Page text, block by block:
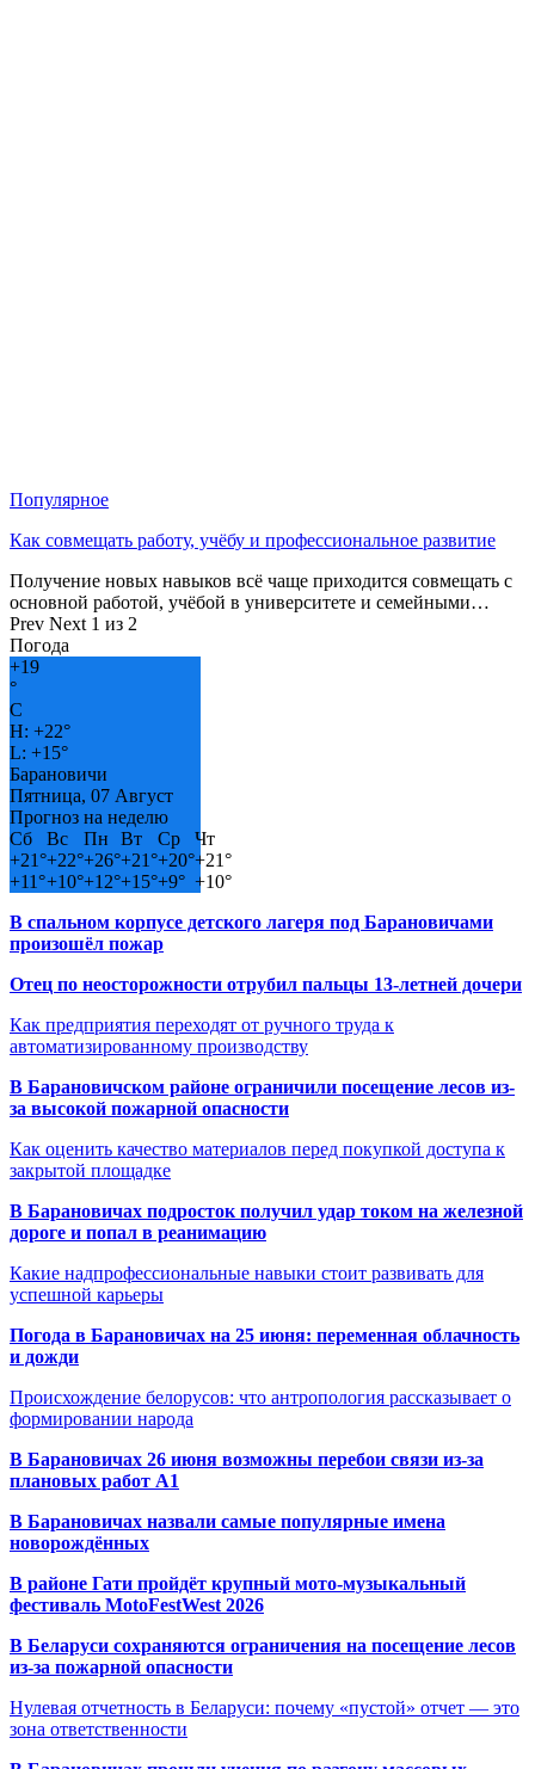
Популярное
Как совмещать работу, учёбу и профессиональное развитие
Получение новых навыков всё чаще приходится совмещать с
основной работой, учёбой в университете и семейными…
Prev Next 1 из 2
Погода
+19
°
C
H: +22°
L: +15°
Барановичи
Пятница, 07 Август
Прогноз на неделю
Сб
Вс Пн Вт Ср
Чт
+21°+22°+26°+21°+20°+21°
+11°+10°+12°+15°+9° +10°
В спальном корпусе детского лагеря под Барановичами
произошёл пожар
Отец по неосторожности отрубил пальцы 13-летней дочери
Как предприятия переходят от ручного труда к
автоматизированному производству
В Барановичском районе ограничили посещение лесов из-
за высокой пожарной опасности
Как оценить качество материалов перед покупкой доступа к
закрытой площадке
В Барановичах подросток получил удар током на железной
дороге и попал в реанимацию
Какие надпрофессиональные навыки стоит развивать для
успешной карьеры
Погода в Барановичах на 25 июня: переменная облачность
и дожди
Происхождение белорусов: что антропология рассказывает о
формировании народа
В Барановичах 26 июня возможны перебои связи из-за
плановых работ A1
В Барановичах назвали самые популярные имена
новорождённых
В районе Гати пройдёт крупный мото-музыкальный
фестиваль MotoFestWest 2026
В Беларуси сохраняются ограничения на посещение лесов
из-за пожарной опасности
Нулевая отчетность в Беларуси: почему «пустой» отчет — это
зона ответственности